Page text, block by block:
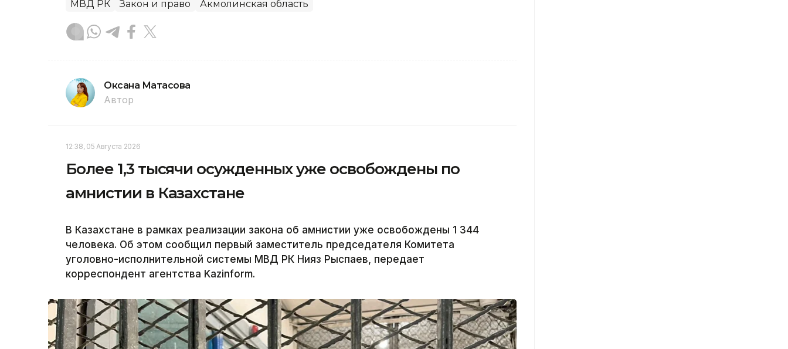
МВД РК Закон и право Акмолинская область
Оксана Матасова
Автор
12:38, 05 Августа 2026
Более 1,3 тысячи осужденных уже освобождены по
амнистии в Казахстане
В Казахстане в рамках реализации закона об амнистии уже освобождены 1 344
человека. Об этом сообщил первый заместитель председателя Комитета
уголовно-исполнительной системы МВД РК Нияз Рыспаев, передает
корреспондент агентства Kazinform.